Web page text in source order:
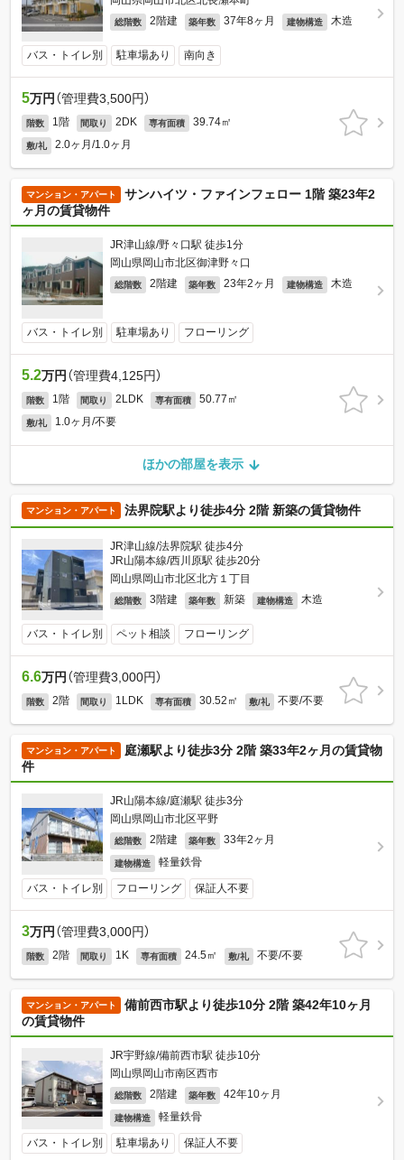
総階数 2階建 築年数 37年8ヶ月 建物構造 木造
バス・トイレ別 駐車場あり 南向き
5万円 （管理費3,500円）
階数 1階 間取り 2DK 専有面積 39.74㎡
敷/礼 2.0ヶ月/1.0ヶ月
マンション・アパート
サンハイツ・ファインフェロー 1階 築23年2
ヶ月の賃貸物件
JR津山線/野々口駅 徒歩1分
岡山県岡山市北区御津野々口
総階数 2階建 築年数 23年2ヶ月 建物構造 木造
バス・トイレ別 駐車場あり フローリング
5.2万円 （管理費4,125円）
階数 1階 間取り 2LDK 専有面積 50.77㎡
敷/礼 1.0ヶ月/不要
ほかの部屋を表示
マンション・アパート 法界院駅より徒歩4分 2階 新築の賃貸物件
JR津山線/法界院駅 徒歩4分
JR山陽本線/西川原駅 徒歩20分
岡山県岡山市北区北方１丁目
総階数 3階建 築年数 新築 建物構造 木造
バス・トイレ別 ペット相談 フローリング
6.6万円 （管理費3,000円）
階数 2階 間取り 1LDK 専有面積 30.52㎡ 敷/礼 不要/不要
マンション・アパート
庭瀬駅より徒歩3分 2階 築33年2ヶ月の賃貸物
件
JR山陽本線/庭瀬駅 徒歩3分
岡山県岡山市北区平野
総階数 2階建 築年数 33年2ヶ月
建物構造 軽量鉄骨
バス・トイレ別 フローリング 保証人不要
3万円 （管理費3,000円）
階数 2階 間取り 1K 専有面積 24.5㎡ 敷/礼 不要/不要
マンション・アパート
備前西市駅より徒歩10分 2階 築42年10ヶ月
の賃貸物件
JR宇野線/備前西市駅 徒歩10分
岡山県岡山市南区西市
総階数 2階建 築年数 42年10ヶ月
建物構造 軽量鉄骨
バス・トイレ別 駐車場あり 保証人不要